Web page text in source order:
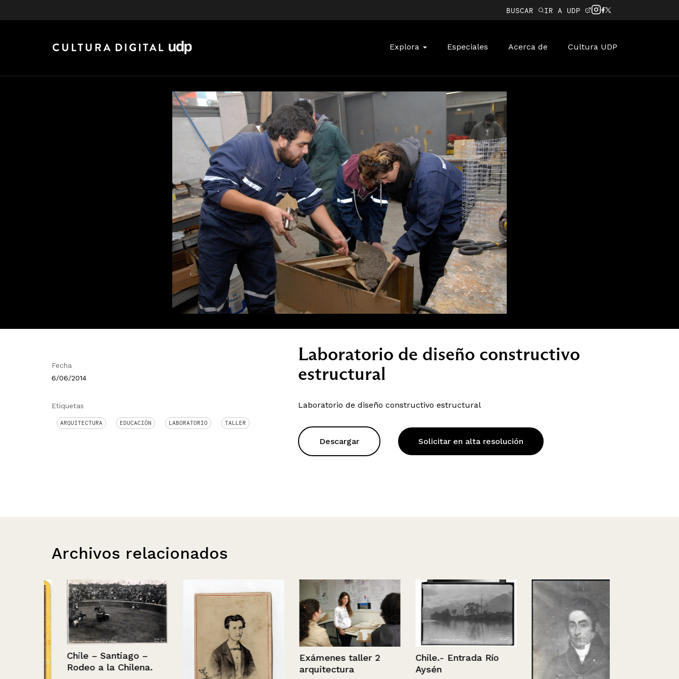
BUSCAR IR A UDP
Explora Especiales Acerca de Cultura UDP
Fecha
6/06/2014
Etiquetas
ARQUITECTURA EDUCACIÓN LABORATORIO TALLER
Laboratorio de diseño constructivo
estructural
Laboratorio de diseño constructivo estructural
Descargar Solicitar en alta resolución
Archivos relacionados
Chile – Santiago –
Rodeo a la Chilena.
Exámenes taller 2
arquitectura
Chile.- Entrada Río
Aysén